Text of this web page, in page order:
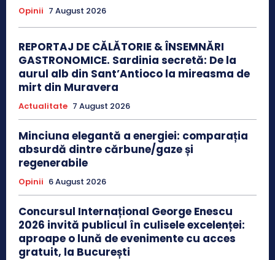
Opinii 7 August 2026
REPORTAJ DE CĂLĂTORIE & ÎNSEMNĂRI
GASTRONOMICE. Sardinia secretă: De la
aurul alb din Sant’Antioco la mireasma de
mirt din Muravera
Actualitate 7 August 2026
Minciuna elegantă a energiei: comparația
absurdă dintre cărbune/gaze și
regenerabile
Opinii 6 August 2026
Concursul Internațional George Enescu
2026 invită publicul în culisele excelenței:
aproape o lună de evenimente cu acces
gratuit, la București